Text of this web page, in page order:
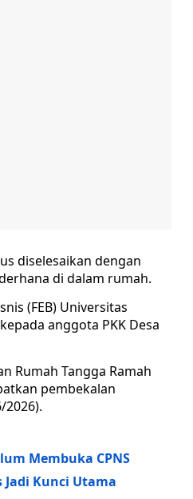
diselesaikan dengan
di dalam rumah.
(FEB) Universitas
anggota PKK Desa
Rumah Tangga Ramah
pembekalan
Membuka CPNS
Jadi Kunci Utama